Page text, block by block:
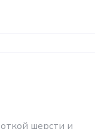
шерсти и